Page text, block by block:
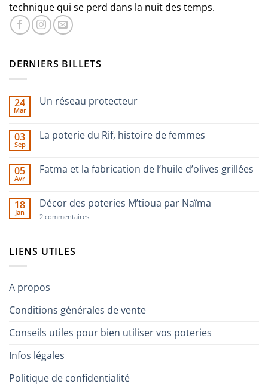
technique qui se perd dans la nuit des temps.
DERNIERS BILLETS
24
Mar
Un réseau protecteur
Un
03
Sep
La poterie du Rif, histoire de femmes
La
histoire
de
femmes
05
Avr
Fatma et la fabrication de l’huile d’olives grillées
Fatma
la
d’olives
18
Jan
Décor des poteries M’tioua par Naïma
2 commentairessur
LIENS UTILES
A propos
Conditions générales de vente
Conseils utiles pour bien utiliser vos poteries
Infos légales
Politique de confidentialité